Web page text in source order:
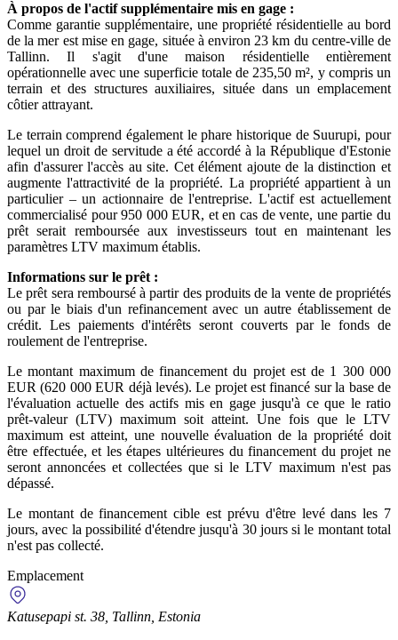
À propos de l'actif supplémentaire mis en gage :
Comme garantie supplémentaire, une propriété résidentielle au bord
de la mer est mise en gage, située à environ 23 km du centre-ville de
Tallinn. Il s'agit d'une maison résidentielle entièrement
opérationnelle avec une superficie totale de 235,50 m², y compris un
terrain et des structures auxiliaires, située dans un emplacement
côtier attrayant.
Le terrain comprend également le phare historique de Suurupi, pour
lequel un droit de servitude a été accordé à la République d'Estonie
afin d'assurer l'accès au site. Cet élément ajoute de la distinction et
augmente l'attractivité de la propriété. La propriété appartient à un
particulier – un actionnaire de l'entreprise. L'actif est actuellement
commercialisé pour 950 000 EUR, et en cas de vente, une partie du
prêt serait remboursée aux investisseurs tout en maintenant les
paramètres LTV maximum établis.
Informations sur le prêt :
Le prêt sera remboursé à partir des produits de la vente de propriétés
ou par le biais d'un refinancement avec un autre établissement de
crédit. Les paiements d'intérêts seront couverts par le fonds de
roulement de l'entreprise.
Le montant maximum de financement du projet est de 1 300 000
EUR (620 000 EUR déjà levés). Le projet est financé sur la base de
l'évaluation actuelle des actifs mis en gage jusqu'à ce que le ratio
prêt-valeur (LTV) maximum soit atteint. Une fois que le LTV
maximum est atteint, une nouvelle évaluation de la propriété doit
être effectuée, et les étapes ultérieures du financement du projet ne
seront annoncées et collectées que si le LTV maximum n'est pas
dépassé.
Le montant de financement cible est prévu d'être levé dans les 7
jours, avec la possibilité d'étendre jusqu'à 30 jours si le montant total
n'est pas collecté.
Emplacement
Katusepapi st. 38, Tallinn, Estonia